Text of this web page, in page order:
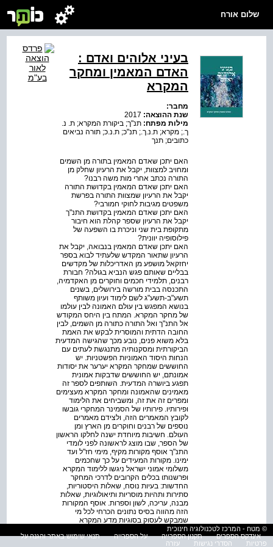
שלום אורח
בעיני אלוהים ואדם :
האדם המאמין ומחקר
המקרא
מחבר:
שנת ההוצאה:
מילות מפתח: תנ"ך; ביקורת המקרא; ת. נ.
ך.; מקרא; ת.נ.ך.; תנ"כ; ת.נ.כ; תורה נביאים
כתובים; תנך
האם יתכן שאדם המאמין בתורה מן השמים
ומחויב למצוות, יקבל את הרעיון שחלק מן
התורה נכתב אחרי מות משה רבנו?
האם יתכן שאדם המאמין בקדושת התורה
יקבל את הרעיון שמצוות התורה בפרשת
משפטים מגיבות לחוקי חמורבי?
האם יתכן שאדם המאמין בקדושת התנ"ך
יקבל את הרעיון שספר קהלת הוא חיבור
מתקופת בית שני וניכרת בו השפעה של
פילוסופיה יוונית?
האם יתכן שאדם המאמין בנבואה, יקבל את
הרעיון שתאור המקדש שלעתיד לבוא בספר
יחזקאל מושפע מן האדריכלות של מקדשים
בבליים שאותם פגש הנביא בגולה? חבורת
רבנים, תלמידי חכמים וחוקרים מן האקדמיה,
התכנסה בבית מורשה בירושלים, בשנים
תשע"ב-תשע"ג לשם לימוד ועיון משותף
בנושא המפגש בין עולם האמונה לבין עולמו
של מחקר המקרא. המתח בין היחס המקודש
אל התנ"ך ואל התורה כתורה מן השמים, לבין
החובה הדתית והמוסרית לבקש את האמת
בלא משוא פנים, נובע מכך שהגישה המדעית
הביקורתית ומסקנותיה מתנגשת לעתים עם
הנחות היסוד האמוניות הפשטניות. יש
החוששים שמחקר המקרא יערער את יסודות
אמונתם, יש החוששים שדבקות אמונית
תפגע ביושרה המדעית. השותפים לספר זה
מאמינים שהאמונה ומחקר המקרא מעצימים
ומפרים זה את זה, ומשביחים את הלימוד
ופירותיו. פירותיו של הסמינר המחקרי גובשו
לקובץ המאמרים הזה, ולצידם מאמרים
נוספים של רבנים וחוקרים מן הארץ ומן
העולם. חשיבות מיוחדת ישנה לחלקו הראשון
של הספר, שבו מוצג לראשונה לפני לומדי
התנ"ך אוסף מקורות מקיף, מימי חז"ל ועד
ימינו. מקורות המעידים על כך שחכמים
משלומי אמוני ישראל ניגשו ללימוד המקרא
ופרשנותו בכלים הקרובים לדרכי המחקר
החדשות: בעיות נוסח, שאלות היסטוריות,
סתירות ותהיות מוסריות ותיאולוגיות, שאלות
מבנה, עריכה, לשון וספרות. אוסף המקורות
הזה מהווה בסיס נתונים הכרחי לכל מי
שמבקש לעסוק בסוגיות מדע המקרא
מנקודת מבט אמונית המחויבת לתורה
ולמצוות.אל הספר
© מטח - המרכז לטכנולוגיה חינוכית
אינדקס הספרים
תקנון הספרייה על הספרייה
תנאי שימוש באתר והגנה על
פרטיות
הסדרי נגישות עזרה